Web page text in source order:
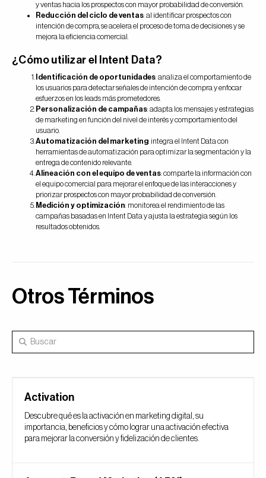
y ventas hacia los prospectos con mayor probabilidad de conversión.
Reducción del ciclo de ventas: al identificar prospectos con
intención de compra, se acelera el proceso de toma de decisiones y se
mejora la eficiencia comercial.
¿Cómo utilizar el Intent Data?
Identificación de oportunidades: analiza el comportamiento de
los usuarios para detectar señales de intención de compra y enfocar
esfuerzos en los leads más prometedores.
Personalización de campañas: adapta los mensajes y estrategias
de marketing en función del nivel de interés y comportamiento del
usuario.
Automatización del marketing: integra el Intent Data con
herramientas de automatización para optimizar la segmentación y la
entrega de contenido relevante.
Alineación con el equipo de ventas: comparte la información con
el equipo comercial para mejorar el enfoque de las interacciones y
priorizar prospectos con mayor probabilidad de conversión.
Medición y optimización: monitorea el rendimiento de las
campañas basadas en Intent Data y ajusta la estrategia según los
resultados obtenidos.
Otros Términos
Activation
Descubre qué es la activación en marketing digital, su
importancia, beneficios y cómo lograr una activación efectiva
para mejorar la conversión y fidelización de clientes.